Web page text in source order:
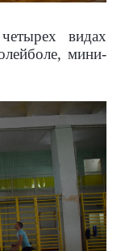
видах
мини-